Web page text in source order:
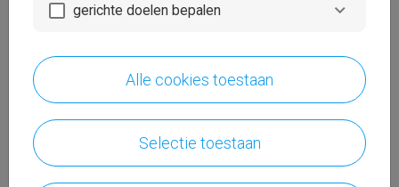
voorkeurstaal op te slaan, zodat de website
bij uw volgende bezoeken. Dit cookie wordt
automatisch verwijderd 180 dagen na uw
laatste bezoek.
(standaard), dat wordt gebruikt om na te
gerichte doelen bepalen
Alle cookies toestaan
Selectie toestaan